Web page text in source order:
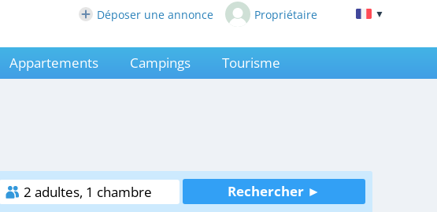
Déposer une annonce Propriétaire ▼
Appartements Campings Tourisme